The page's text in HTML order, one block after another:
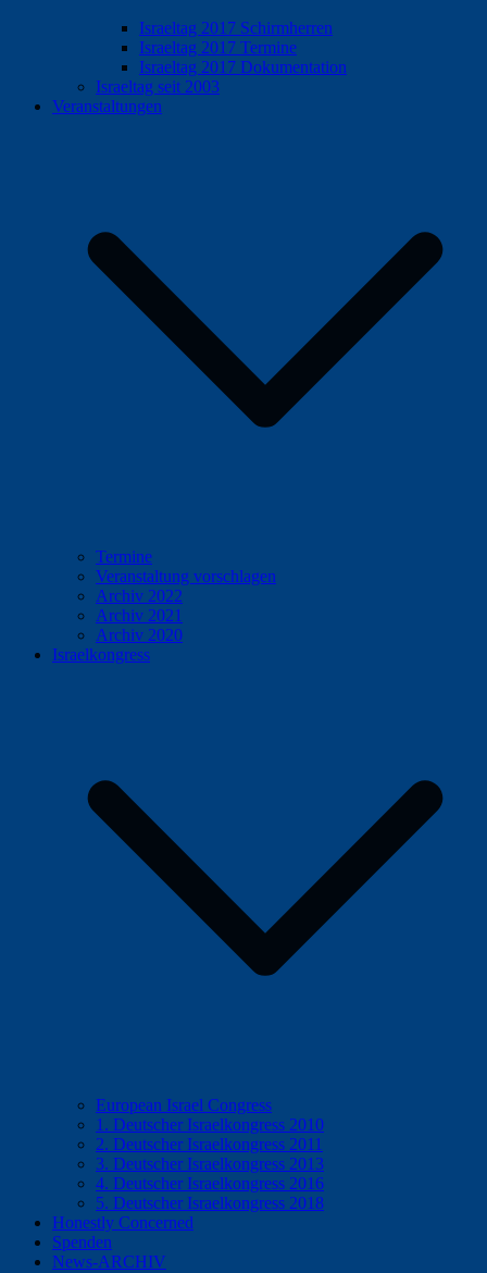
Israeltag 2017 Schirmherren
Israeltag 2017 Termine
Israeltag 2017 Dokumentation
Israeltag seit 2003
Veranstaltungen
Termine
Veranstaltung vorschlagen
Archiv 2022
Archiv 2021
Archiv 2020
Israelkongress
European Israel Congress
1. Deutscher Israelkongress 2010
2. Deutscher Israelkongress 2011
3. Deutscher Israelkongress 2013
4. Deutscher Israelkongress 2016
5. Deutscher Israelkongress 2018
Honestly Concerned
Spenden
News-ARCHIV